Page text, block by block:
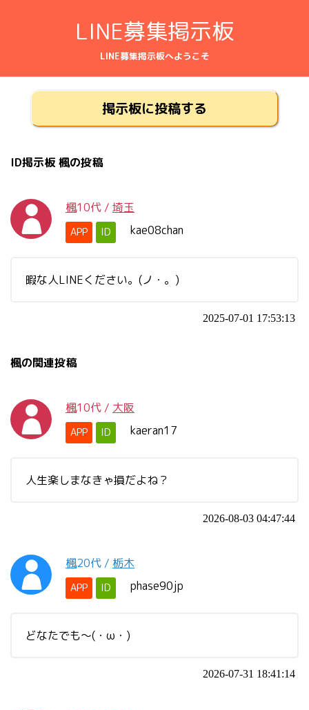
LINE募集掲示板
LINE募集掲示板へようこそ
掲示板に投稿する
ID掲示板 楓の投稿
楓10代 / 埼玉
APP ID kae08chan
暇な人LINEください。(ノ・。)
2025-07-01 17:53:13
楓の関連投稿
楓10代 / 大阪
APP ID kaeran17
人生楽しまなきゃ損だよね？
2026-08-03 04:47:44
楓20代 / 栃木
APP ID phase90jp
どなたでも〜(・ω・)
2026-07-31 18:41:14